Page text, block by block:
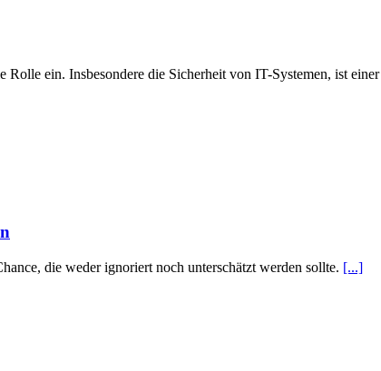
ein. Insbesondere die Sicherheit von IT-Systemen, ist einer
die weder ignoriert noch unterschätzt werden sollte. [...]